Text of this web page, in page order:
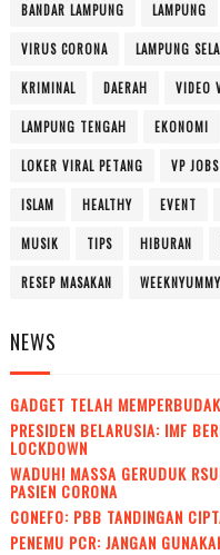
BANDAR LAMPUNG LAMPUNG
VIRUS CORONA LAMPUNG
KRIMINAL DAERAH VIDEO
LAMPUNG TENGAH EKONOMI
LOKER VIRAL PETANG VP JOBS
ISLAM HEALTHY EVENT
MUSIK TIPS HIBURAN
RESEP MASAKAN WEEKNYUMMY
NEWS
GADGET TELAH
PRESIDEN BELARUSIA: IMF
LOCKDOWN
WADUH! MASSA GERUDUK
PASIEN CORONA
CONEFO: PBB TANDINGAN
PENEMU PCR: JANGAN